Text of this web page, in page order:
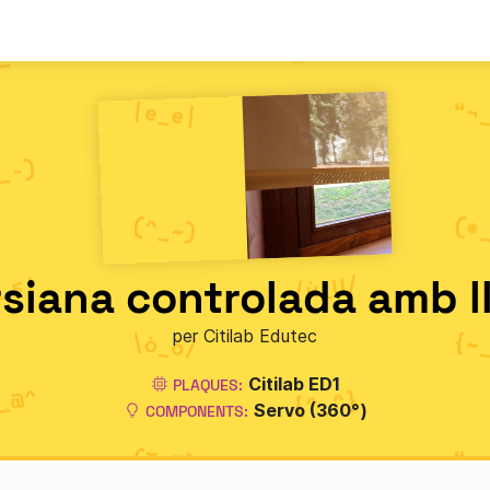
controlada amb
per Citilab Edutec
PLAQUES: Citilab ED1
COMPONENTS: Servo (360°)